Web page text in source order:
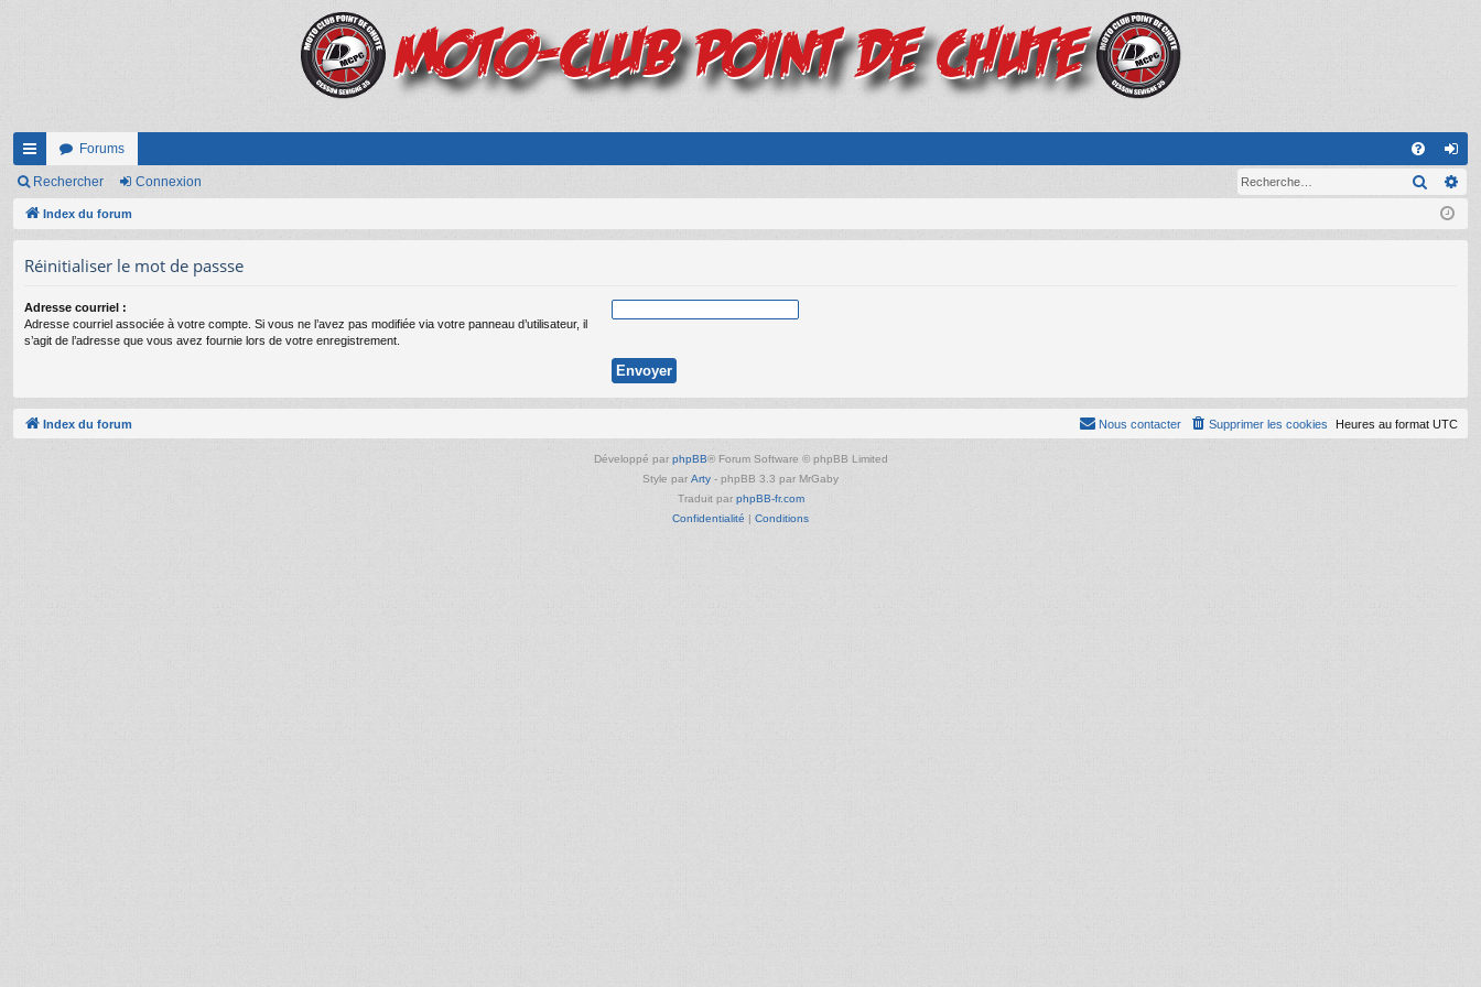
cc
ès
de
Forums
FA on
ne
Rechercher Connexion
Index du forum
Réinitialiser le mot de passse
Adresse courriel :
Adresse courriel associée à votre compte. Si vous ne l’avez pas modifiée via votre panneau d’utilisateur, il
s’agit de l’adresse que vous avez fournie lors de votre enregistrement.
Index du forum Heures au format UTC
Supprimer les cookies
Nous contacter
Développé par phpBB® Forum Software © phpBB Limited
Style par Arty - phpBB 3.3 par MrGaby
Traduit par phpBB-fr.com
Confidentialité | Conditions